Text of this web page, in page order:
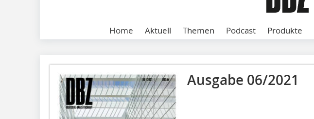
Home Aktuell Themen Podcast Produkte
Ausgabe 06/2021